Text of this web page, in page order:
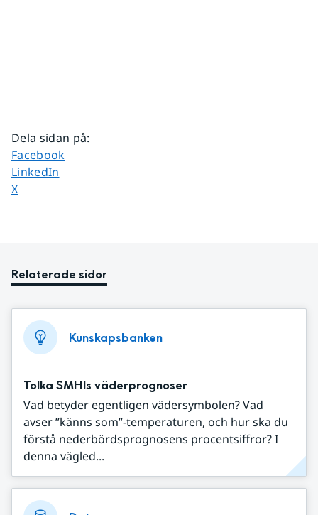
Dela sidan på:
Dela sidan på
Facebook
Dela sidan på
LinkedIn
Dela sidan på
X
Relaterade sidor
Kunskapsbanken
Tolka SMHIs väderprognoser
Vad betyder egentligen vädersymbolen? Vad
avser ”känns som”-temperaturen, och hur ska du
förstå nederbördsprognosens procentsiffror? I
denna vägled...